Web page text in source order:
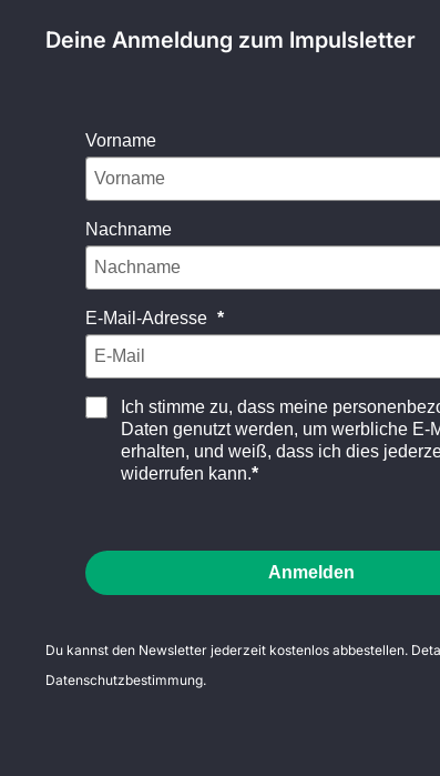
Deine Anmeldung zum Impulsletter
Vorname
Nachname
E-Mail-Adresse
Ich stimme zu, dass meine
Daten genutzt werden, um werbliche E-
erhalten, und weiß, dass ich dies
widerrufen kann.
Anmelden
Du kannst den Newsletter jederzeit kostenlos abbestellen.
Datenschutzbestimmung.